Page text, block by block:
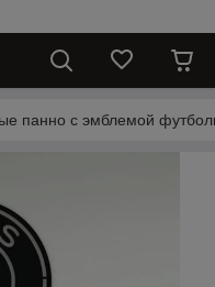
панно с эмблемой